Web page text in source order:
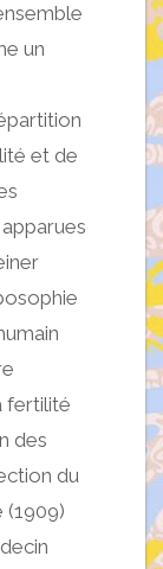
un
et de
fertilité
des
du
(1909)